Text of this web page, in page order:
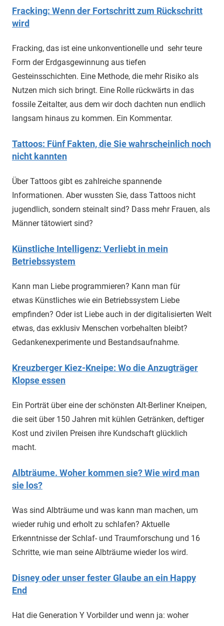
Fracking: Wenn der Fortschritt zum Rückschritt
wird
Fracking, das ist eine unkonventionelle und sehr teure
Form der Erdgasgewinnung aus tiefen
Gesteinsschichten. Eine Methode, die mehr Risiko als
Nutzen mich sich bringt. Eine Rolle rückwärts in das
fossile Zeitalter, aus dem wir doch dachten nun endlich
langsam hinaus zu kommen. Ein Kommentar.
Tattoos: Fünf Fakten, die Sie wahrscheinlich noch
nicht kannten
Über Tattoos gibt es zahlreiche spannende
Informationen. Aber wussten Sie, dass Tattoos nicht
jugendlich, sondern steinalt sind? Dass mehr Frauen, als
Männer tätowiert sind?
Künstliche Intelligenz: Verliebt in mein
Betriebssystem
Kann man Liebe programmieren? Kann man für
etwas Künstliches wie ein Betriebssystem Liebe
empfinden? Oder ist Liebe auch in der digitalisierten Welt
etwas, das exklusiv Menschen vorbehalten bleibt?
Gedankenexperimente und Bestandsaufnahme.
Kreuzberger Kiez-Kneipe: Wo die Anzugträger
Klopse essen
Ein Porträt über eine der schönsten Alt-Berliner Kneipen,
die seit über 150 Jahren mit kühlen Getränken, deftiger
Kost und zivilen Preisen ihre Kundschaft glücklich
macht.
Albträume. Woher kommen sie? Wie wird man
sie los?
Was sind Albträume und was kann man machen, um
wieder ruhig und erholt zu schlafen? Aktuelle
Erkenntnisse der Schlaf- und Traumforschung und 16
Schritte, wie man seine Albträume wieder los wird.
Disney oder unser fester Glaube an ein Happy
End
Hat die Generation Y Vorbilder und wenn ja: woher